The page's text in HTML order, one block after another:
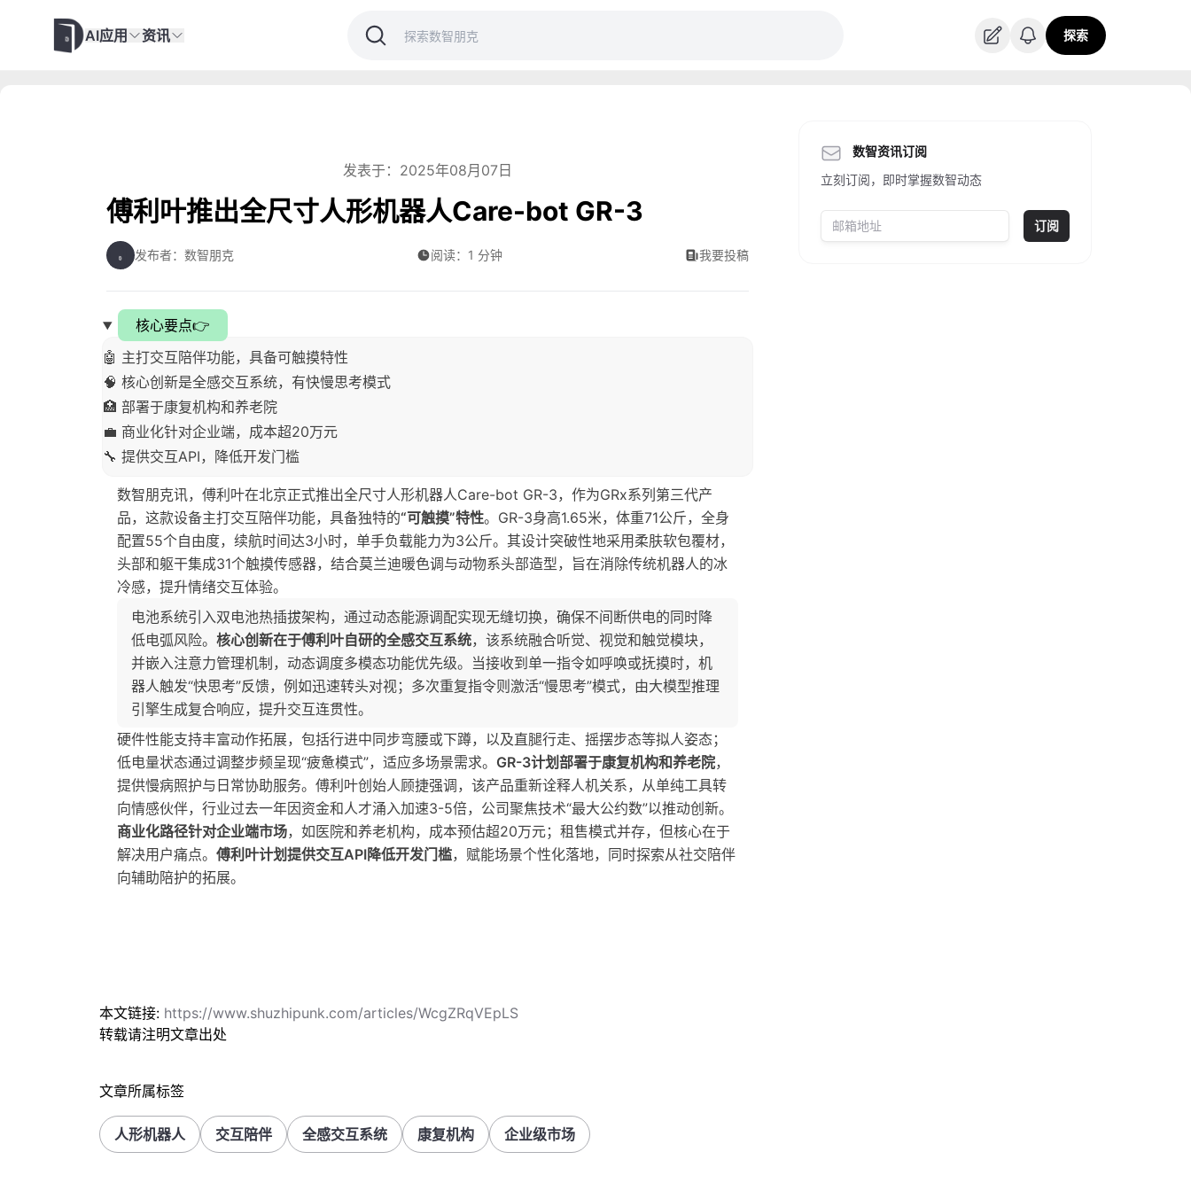
AI应用 资讯 探索
发表于：2025年08月07日
傅利叶推出全尺寸人形机器人Care-bot GR-3
发布者：数智朋克 阅读：1 分钟 我要投稿
核心要点👉
🤖 主打交互陪伴功能，具备可触摸特性
🧠 核心创新是全感交互系统，有快慢思考模式
🏥 部署于康复机构和养老院
💼 商业化针对企业端，成本超20万元
🔧 提供交互API，降低开发门槛
数智朋克讯，傅利叶在北京正式推出全尺寸人形机器人Care-bot GR-3，作为GRx系列第三代产
品，这款设备主打交互陪伴功能，具备独特的“可触摸”特性。GR-3身高1.65米，体重71公斤，全身
配置55个自由度，续航时间达3小时，单手负载能力为3公斤。其设计突破性地采用柔肤软包覆材，
头部和躯干集成31个触摸传感器，结合莫兰迪暖色调与动物系头部造型，旨在消除传统机器人的冰
冷感，提升情绪交互体验。
电池系统引入双电池热插拔架构，通过动态能源调配实现无缝切换，确保不间断供电的同时降
低电弧风险。 核心创新在于傅利叶自研的全感交互系统，该系统融合听觉、视觉和触觉模块，
并嵌入注意力管理机制，动态调度多模态功能优先级。当接收到单一指令如呼唤或抚摸时，机
器人触发“快思考”反馈，例如迅速转头对视；多次重复指令则激活“慢思考”模式，由大模型推理
引擎生成复合响应，提升交互连贯性。
硬件性能支持丰富动作拓展，包括行进中同步弯腰或下蹲，以及直腿行走、摇摆步态等拟人姿态；
低电量状态通过调整步频呈现“疲惫模式”，适应多场景需求。 GR-3计划部署于康复机构和养老院，
提供慢病照护与日常协助服务。傅利叶创始人顾捷强调，该产品重新诠释人机关系，从单纯工具转
向情感伙伴，行业过去一年因资金和人才涌入加速3-5倍，公司聚焦技术“最大公约数”以推动创新。
商业化路径针对企业端市场，如医院和养老机构，成本预估超20万元；租售模式并存，但核心在于
解决用户痛点。 傅利叶计划提供交互API降低开发门槛，赋能场景个性化落地，同时探索从社交陪伴
向辅助陪护的拓展。
数智资讯订阅
立刻订阅，即时掌握数智动态
订阅
本文链接: https://www.shuzhipunk.com/articles/WcgZRqVEpLS
转载请注明文章出处
文章所属标签
人形机器人 交互陪伴 全感交互系统 康复机构 企业级市场